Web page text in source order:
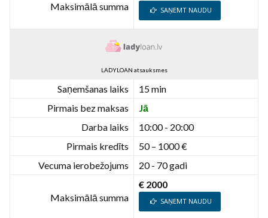
Maksimālā summa SAŅEMT NAUDU
LADYLOAN atsauksmes
Saņemšanas laiks
15 min
Pirmais bez maksas
Jā
Darba laiks
10:00 - 20:00
Pirmais kredīts
50 – 1000 €
Vecuma ierobežojums
20 - 70 gadi
Maksimālā summa
€ 2000
SAŅEMT NAUDU